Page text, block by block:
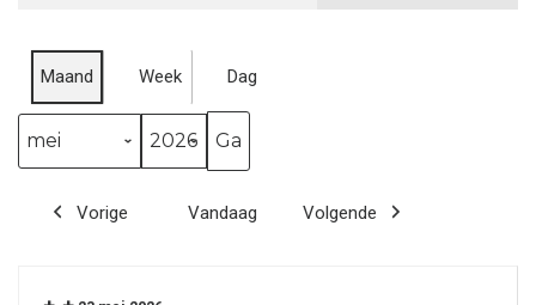
Maand Week Dag
Vorige Vandaag Volgende